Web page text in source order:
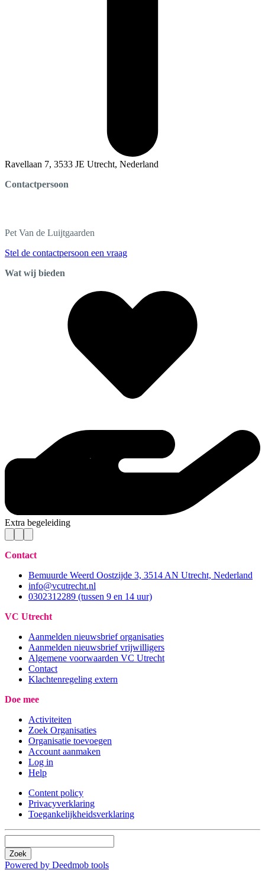
Ravellaan 7, 3533 JE Utrecht, Nederland
Contactpersoon
Pet Van de Luijtgaarden
Stel de contactpersoon een vraag
Wat wij bieden
Extra begeleiding
Contact
Bemuurde Weerd Oostzijde 3, 3514 AN Utrecht, Nederland
info@vcutrecht.nl
0302312289 (tussen 9 en 14 uur)
VC Utrecht
Aanmelden nieuwsbrief organisaties
Aanmelden nieuwsbrief vrijwilligers
Algemene voorwaarden VC Utrecht
Contact
Klachtenregeling extern
Doe mee
Activiteiten
Zoek Organisaties
Organisatie toevoegen
Account aanmaken
Log in
Help
Content policy
Privacyverklaring
Toegankelijkheidsverklaring
Zoek
Powered by Deedmob tools